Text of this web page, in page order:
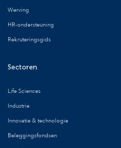
Werving
HR-ondersteuning
Rekruteringsgids
Sectoren
Life Sciences
Industrie
Innovatie & technologie
Beleggingsfondsen